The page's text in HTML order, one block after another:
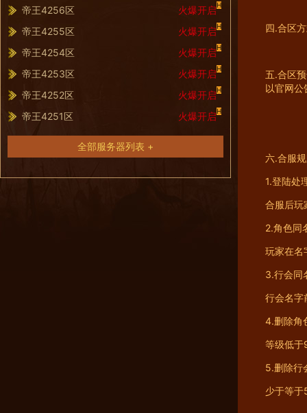
帝王4256区 火爆开启H
帝王4255区 火爆开启H
帝王4254区 火爆开启H
帝王4253区 火爆开启H
帝王4252区 火爆开启H
帝王4251区 火爆开启H
全部服务器列表 +
四.合区
五.合区
以官网公
六.合服
1.登陆处
合服后玩
2.角色同
玩家在名
3.行会同
行会名字
4.删除角
等级低于
5.删除行
少于等